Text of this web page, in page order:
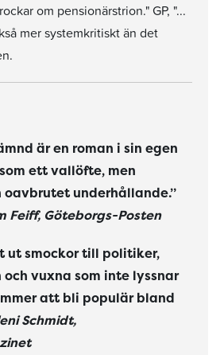
om pensionärstrion." GP, "...
mer systemkritiskt än det
är en roman i sin egen
ett vallöfte, men
oavbrutet underhållande.”
Feiff, Göteborgs-Posten
ut smockor till politiker,
vuxna som inte lyssnar
att bli populär bland
Schmidt,